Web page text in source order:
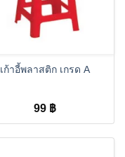
เก้าอี้พลาสติก เกรด A
99 ฿